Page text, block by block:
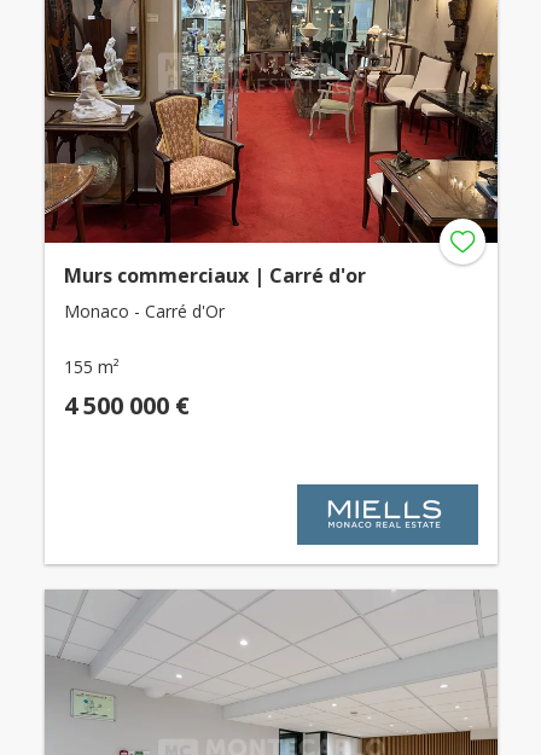
Murs commerciaux | Carré d'or
Monaco - Carré d'Or
155 m²
4 500 000 €